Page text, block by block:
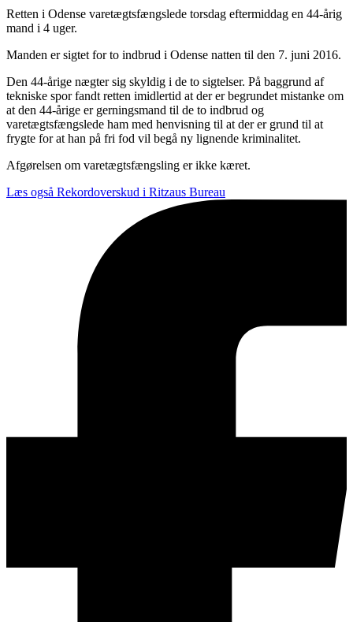
Retten i Odense varetægtsfængslede torsdag eftermiddag en 44-årig
mand i 4 uger.
Manden er sigtet for to indbrud i Odense natten til den 7. juni 2016.
Den 44-årige nægter sig skyldig i de to sigtelser. På baggrund af
tekniske spor fandt retten imidlertid at der er begrundet mistanke om
at den 44-årige er gerningsmand til de to indbrud og
varetægtsfængslede ham med henvisning til at der er grund til at
frygte for at han på fri fod vil begå ny lignende kriminalitet.
Afgørelsen om varetægtsfængsling er ikke kæret.
Læs også Rekordoverskud i Ritzaus Bureau